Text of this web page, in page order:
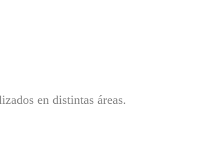
en distintas áreas.